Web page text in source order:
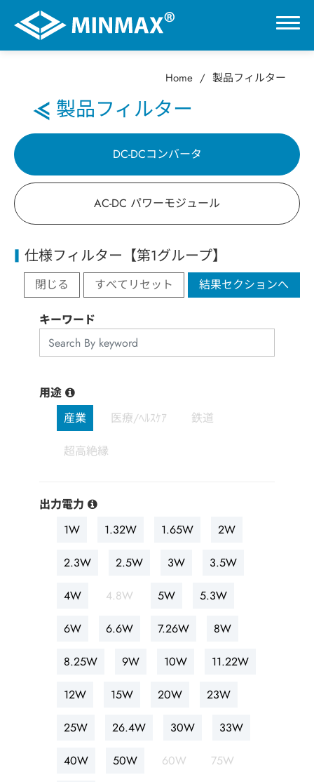
Home 製品フィルター
製品フィルター
DC-DCコンバータ
AC-DC パワーモジュール
仕様フィルター【第1グループ】
閉じる すべてリセット 結果セクションへ
キーワード
用途
産業
医療/ﾍﾙｽｹｱ 鉄道
超高絶縁
出力電力
1W
1.32W 1.65W 2W
2.3W 2.5W 3W 3.5W
4W 4.8W 5W 5.3W
6W 6.6W 7.26W 8W
8.25W 9W 10W 11.22W
12W 15W 20W 23W
25W 26.4W 30W 33W
40W 50W 60W 75W
0
VR展示ホール
製品情報
AC-DC パワーモジュール
用途分野
サポート
会社情報
最新情報